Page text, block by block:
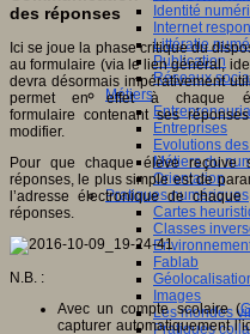
Identité
Internet
Littératie
Publication
Réseaux
Métiers
Entreprises
Evolutions
Métiers du
Orientation
Pratiques numériques
Cartes
Classes
Fablab
Images
Les mondes
Pratiques
des réponses
Ici se joue la phase critique du
au formulaire (via le lien général,
devra désormais impérativement
permet en effet à chaque
formulaire contenant ses
modifier.
Pour que chaque élève reçoive
réponses, le plus simple est de
l’adresse électronique de
réponses.
N.B. :
Avec un compte scolaire (
capturer automatiquement